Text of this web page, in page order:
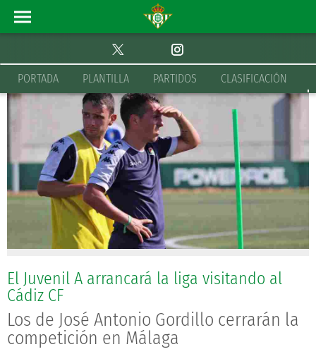
PORTADA PLANTILLA PARTIDOS CLASIFICACIÓN
CANTERA
El Juvenil A arrancará la liga visitando al
Cádiz CF
Los de José Antonio Gordillo cerrarán la
competición en Málaga